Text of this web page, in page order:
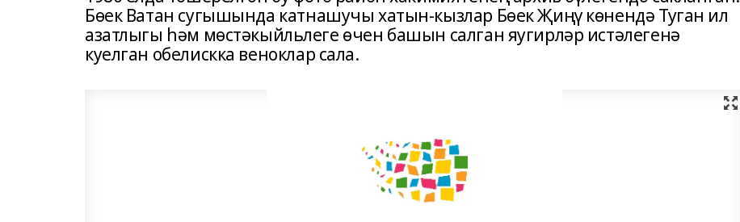
Бөек Ватан сугышында катнашучы хатын-кызлар Бөек Җиңү көнендә Туган ил
азатлыгы һәм мөстәкыйльлеге өчен башын салган яугирләр истәлегенә
куелган обелискка веноклар сала.